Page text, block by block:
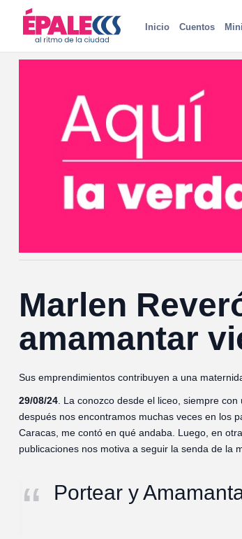
Inicio Cuentos
Marlen
amamantar
Sus emprendimientos contribuyen a una
29/08/24 . La conozco desde el liceo, siempre
después nos encontramos muchas veces en los
Caracas, me contó en qué andaba. Luego, en
publicaciones nos motiva a seguir la senda de la
Portear y